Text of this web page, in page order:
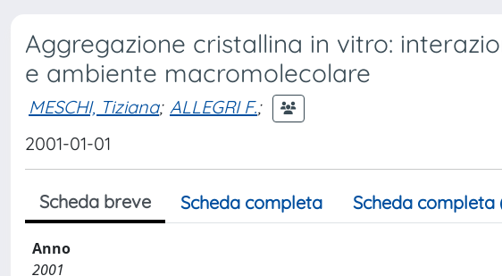
Aggregazione cristallina in vitro:
e ambiente macromolecolare
MESCHI, Tiziana; ALLEGRI F.;
2001-01-01
Scheda breve Scheda completa Scheda completa
Anno
2001